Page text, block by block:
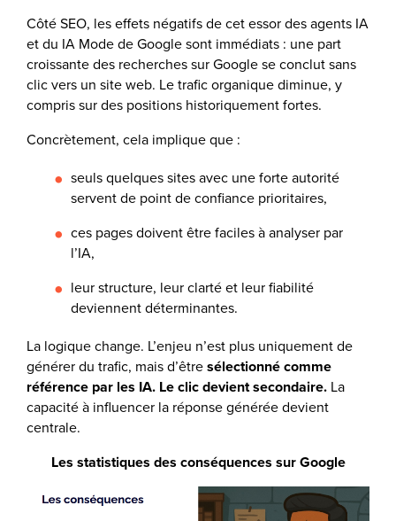
Côté SEO, les effets négatifs de cet essor des agents IA
et du IA Mode de Google sont immédiats : une part
croissante des recherches sur Google se conclut sans
clic vers un site web. Le trafic organique diminue, y
compris sur des positions historiquement fortes.
Concrètement, cela implique que :
seuls quelques sites avec une forte autorité
servent de point de confiance prioritaires,
ces pages doivent être faciles à analyser par
l’IA,
leur structure, leur clarté et leur fiabilité
deviennent déterminantes.
La logique change. L’enjeu n’est plus uniquement de
générer du trafic, mais d’êtresélectionné comme
référence par les IA. Le clic devient secondaire. La
capacité à influencer la réponse générée devient
centrale.
Les statistiques des conséquences sur Google